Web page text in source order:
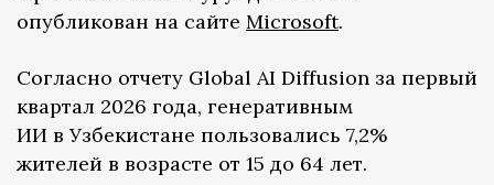
опубликован на сайте Microsoft.
Согласно отчету Global AI Diffusion за первый
квартал 2026 года, генеративным
ИИ в Узбекистане пользовались 7,2%
жителей в возрасте от 15 до 64 лет.